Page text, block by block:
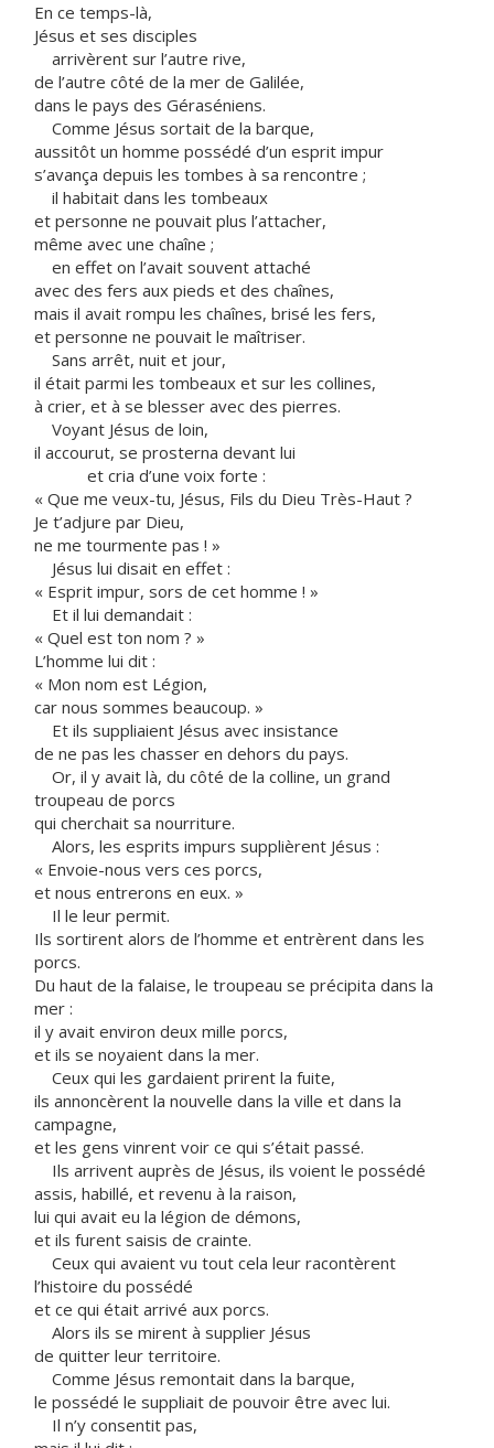
En ce temps-là,
Jésus et ses disciples
arrivèrent sur l’autre rive,
de l’autre côté de la mer de Galilée,
dans le pays des Géraséniens.
Comme Jésus sortait de la barque,
aussitôt un homme possédé d’un esprit impur
s’avança depuis les tombes à sa rencontre ;
il habitait dans les tombeaux
et personne ne pouvait plus l’attacher,
même avec une chaîne ;
en effet on l’avait souvent attaché
avec des fers aux pieds et des chaînes,
mais il avait rompu les chaînes, brisé les fers,
et personne ne pouvait le maîtriser.
Sans arrêt, nuit et jour,
il était parmi les tombeaux et sur les collines,
à crier, et à se blesser avec des pierres.
Voyant Jésus de loin,
il accourut, se prosterna devant lui
et cria d’une voix forte :
« Que me veux-tu, Jésus, Fils du Dieu Très-Haut ?
Je t’adjure par Dieu,
ne me tourmente pas ! »
Jésus lui disait en effet :
« Esprit impur, sors de cet homme ! »
Et il lui demandait :
« Quel est ton nom ? »
L’homme lui dit :
« Mon nom est Légion,
car nous sommes beaucoup. »
Et ils suppliaient Jésus avec insistance
de ne pas les chasser en dehors du pays.
Or, il y avait là, du côté de la colline, un grand
troupeau de porcs
qui cherchait sa nourriture.
Alors, les esprits impurs supplièrent Jésus :
« Envoie-nous vers ces porcs,
et nous entrerons en eux. »
Il le leur permit.
Ils sortirent alors de l’homme et entrèrent dans les
porcs.
Du haut de la falaise, le troupeau se précipita dans la
mer :
il y avait environ deux mille porcs,
et ils se noyaient dans la mer.
Ceux qui les gardaient prirent la fuite,
ils annoncèrent la nouvelle dans la ville et dans la
campagne,
et les gens vinrent voir ce qui s’était passé.
Ils arrivent auprès de Jésus, ils voient le possédé
assis, habillé, et revenu à la raison,
lui qui avait eu la légion de démons,
et ils furent saisis de crainte.
Ceux qui avaient vu tout cela leur racontèrent
l’histoire du possédé
et ce qui était arrivé aux porcs.
Alors ils se mirent à supplier Jésus
de quitter leur territoire.
Comme Jésus remontait dans la barque,
le possédé le suppliait de pouvoir être avec lui.
Il n’y consentit pas,